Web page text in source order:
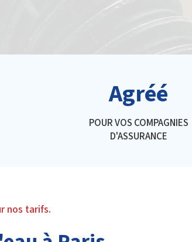
Agréé
POUR VOS COMPAGNIES
D'ASSURANCE
nos tarifs.